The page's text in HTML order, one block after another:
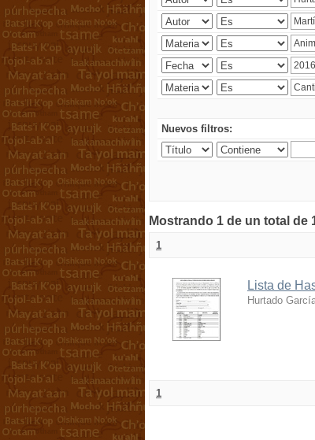
Nuevos filtros:
Mostrando 1 de un total de
1
Lista de
Hurtado
1